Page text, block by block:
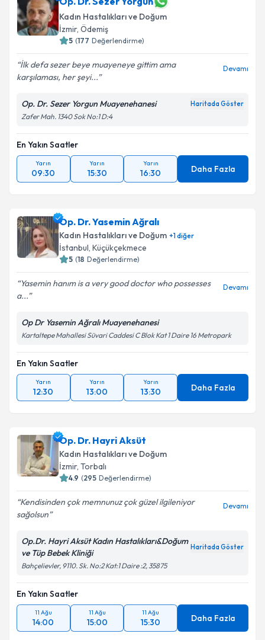
Kadın Hastalıkları ve Doğum
İzmir, Ödemiş
5 (177 Değerlendirme)
İlk defa sezer beye muayeneye gittim ama
karşılaması, her şeyi...
Devamı
Op. Dr. Sezer Yorgun Muayenehanesi Haritada Göster
Zafer Mah. 1340 Sok No:1 D:4
En Yakın Saatler
Yarın
09:30
Yarın
15:30
Yarın
16:30 Daha Fazla
Op. Dr. Yasemin Ağralı
Kadın Hastalıkları ve Doğum +1diğer
İstanbul, Küçükçekmece
5 (18 Değerlendirme)
Yasemin hanım is a very good doctor who possesses
a...
Devamı
Op Dr Yasemin Ağralı Muayenehanesi
Kartaltepe Mahallesi Süvari Caddesi C Blok Kat 1 Daire 16 Metropark
En Yakın Saatler
Yarın
12:30
Yarın
13:00
Yarın
13:30 Daha Fazla
Op. Dr. Hayri Aksüt
Kadın Hastalıkları ve Doğum
İzmir, Torbalı
4.9 (295 Değerlendirme)
Kendisinden çok memnunuz çok güzel ilgileniyor
sağolsun
Devamı
Op.Dr. Hayri Aksüt Kadın Hastalıkları&Doğum
ve Tüp Bebek Kliniği
Haritada Göster
Bahçelievler, 9110. Sk. No:2 Kat:1 Daire :2, 35875
En Yakın Saatler
11 Ağu
14:00
11 Ağu
15:00
11 Ağu
15:30 Daha Fazla